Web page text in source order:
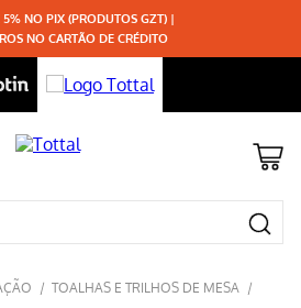
5% NO PIX (PRODUTOS GZT) |
NO CARTÃO DE CRÉDITO
TOALHAS E TRILHOS DE MESA